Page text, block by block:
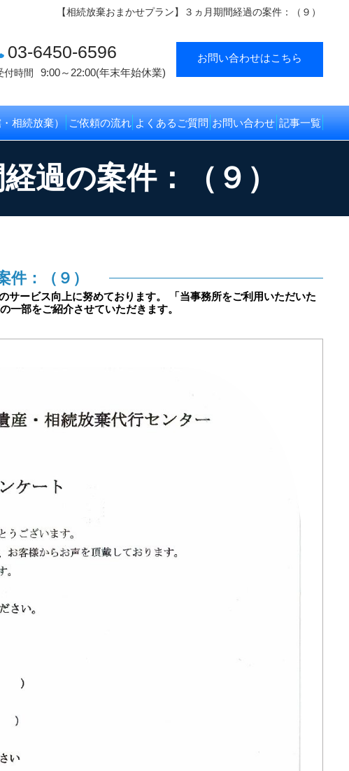
【相続放棄おまかせプラン】３ヵ月期間経過の案件：（９）
03-6450-6596
付時間 9:00～22:00(年末年始休業)
お問い合わせはこちら
相続放棄） ご依頼の流れ よくあるご質問 お問い合わせ 記事一覧
過の案件：（９）
：（９）
ービス向上に努めております。 「当事務所をご利用いただいた
一部をご紹介させていただきます。